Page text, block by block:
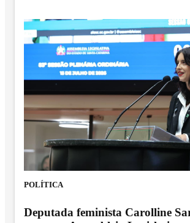
POLÍTICA
Deputada feminista Carolline